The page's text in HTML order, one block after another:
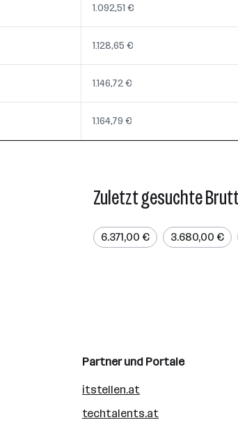
1.092,51 €
1.128,65 €
1.146,72 €
1.164,79 €
Zuletzt gesuchte
6.371,00 € 3.680,00 €
Partner und Portale
itstellen.at
techtalents.at